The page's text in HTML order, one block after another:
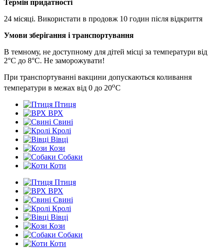
Термін придатності
24 місяці. Використати в продовж 10 годин після відкриття
Умови зберігання і транспортування
В темному, не доступному для дітей місці за температури від
2°С до 8°С. Не заморожувати!
При транспортуванні вакцини допускаються коливання
температури в межах від 0 до 20оС
Птиця
ВРХ
Свині
Кролі
Вівці
Кози
Собаки
Коти
Птиця
ВРХ
Свині
Кролі
Вівці
Кози
Собаки
Коти